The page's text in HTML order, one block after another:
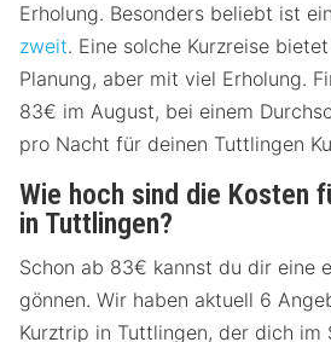
Erholung. Besonders beliebt ist ein
zweit. Eine solche Kurzreise
Planung, aber mit viel Erholung.
83€ im August, bei einem
pro Nacht für deinen Tuttlingen
Wie hoch sind die Kosten
in Tuttlingen?
Schon ab 83€ kannst du dir eine
gönnen. Wir haben aktuell 6
Kurztrip in Tuttlingen, der dich